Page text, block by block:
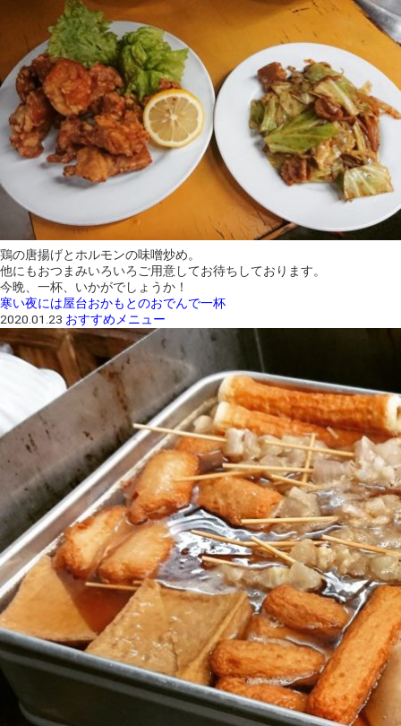
鶏の唐揚げとホルモンの味噌炒め。
他にもおつまみいろいろご用意してお待ちしております。
今晩、一杯、いかがでしょうか！
寒い夜には屋台おかもとのおでんで一杯
2020.01.23 おすすめメニュー